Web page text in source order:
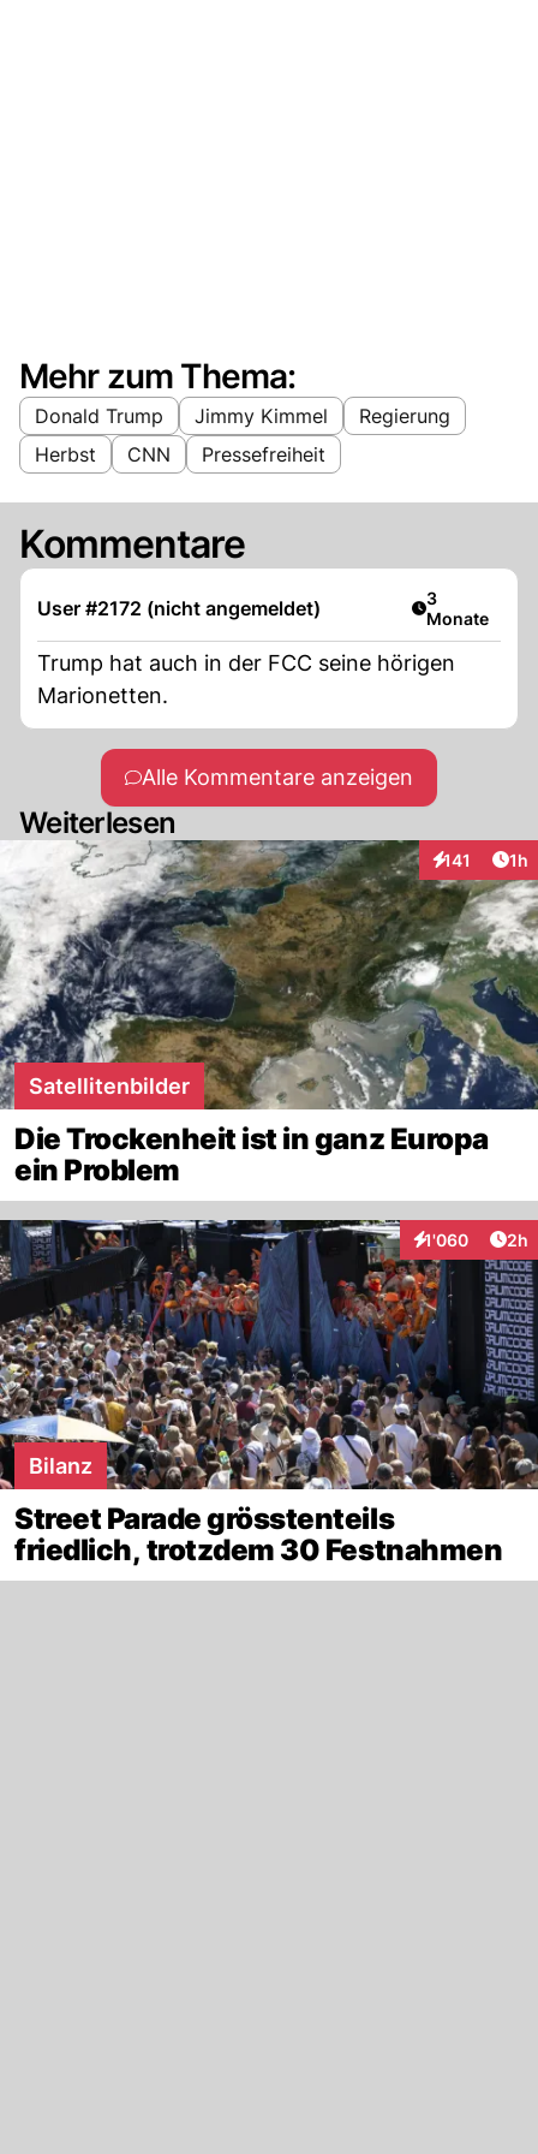
Mehr zum Thema:
Donald Trump Jimmy Kimmel
Regierung
Herbst
CNN Pressefreiheit
Kommentare
User #2172 (nicht angemeldet) Artikel
3
Monate
Trump hat auch in der FCC seine hörigen
Marionetten.
Alle Kommentare anzeigen
Weiterlesen
141
Interaktionen
1h
Satellitenbilder
Die Trockenheit ist in ganz Europa
ein Problem
1'060
Interaktionen2h
Bilanz
Street Parade grösstenteils
friedlich, trotzdem 30 Festnahmen